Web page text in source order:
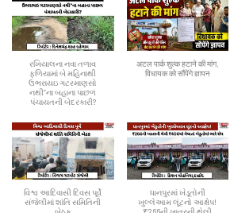
રખિયાલના નવા તળાવ
ફળિયામાં બે મહિનાથી
ઉભરાયઇ ગટરમાણસો
નથી”ના બહાના પાછળ
પંચાયતની બેદરકારી?
अटल पार्क शुल्क हटाने की मांग,
विधायक को सौंपेंगे ज्ञापन
વિશ્વ આદિવાસી દિવસ પૂર્વે
સંજેલીમાં શાંતિ સમિતિની
ધાનપુરમાં ખેડૂતોની
ખુલ્લેઆમ લૂંટનો આક્ષેપ!